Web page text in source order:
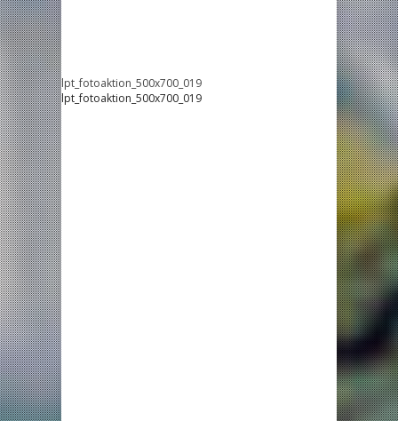
lpt_fotoaktion_500x700_019
lpt_fotoaktion_500x700_019